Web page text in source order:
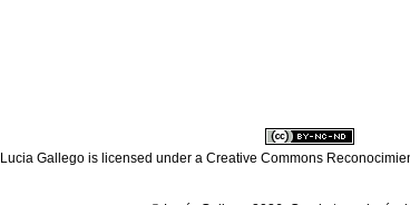
Lucia Gallegois licensed under a Creative Commons